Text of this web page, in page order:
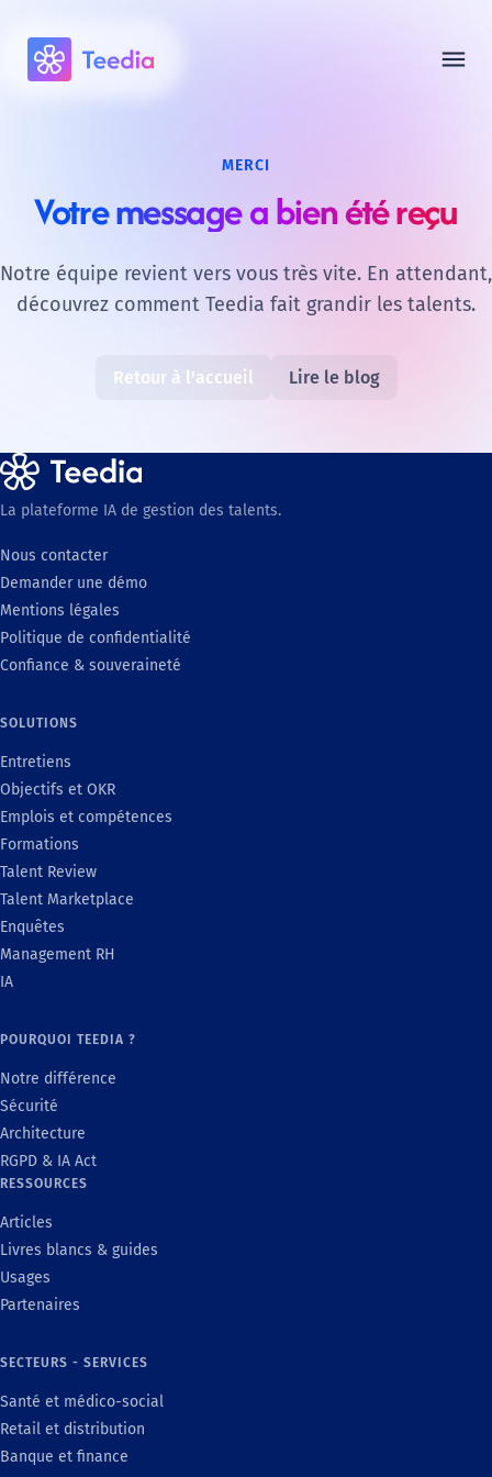
menu
MERCI
Votre message a bien été reçu
Notre équipe revient vers vous très vite. En attendant,
découvrez comment Teedia fait grandir les talents.
Retour à l'accueil Lire le blog
La plateforme IA de gestion des talents.
Nous contacter
Demander une démo
Mentions légales
Politique de confidentialité
Confiance & souveraineté
SOLUTIONS
Entretiens
Objectifs et OKR
Emplois et compétences
Formations
Talent Review
Talent Marketplace
Enquêtes
Management RH
IA
POURQUOI TEEDIA ?
Notre différence
Sécurité
Architecture
RGPD & IA Act
RESSOURCES
Articles
Livres blancs & guides
Usages
Partenaires
SECTEURS - SERVICES
Santé et médico-social
Retail et distribution
Banque et finance